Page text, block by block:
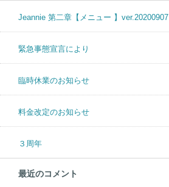
Jeannie 第二章【メニュー 】ver.20200907
緊急事態宣言により
臨時休業のお知らせ
料金改定のお知らせ
３周年
最近のコメント